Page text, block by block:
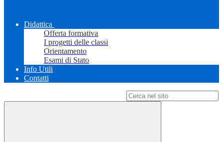
Didattica
Offerta formativa
I progetti delle classi
Orientamento
Esami di Stato
Info Utili
Contatti